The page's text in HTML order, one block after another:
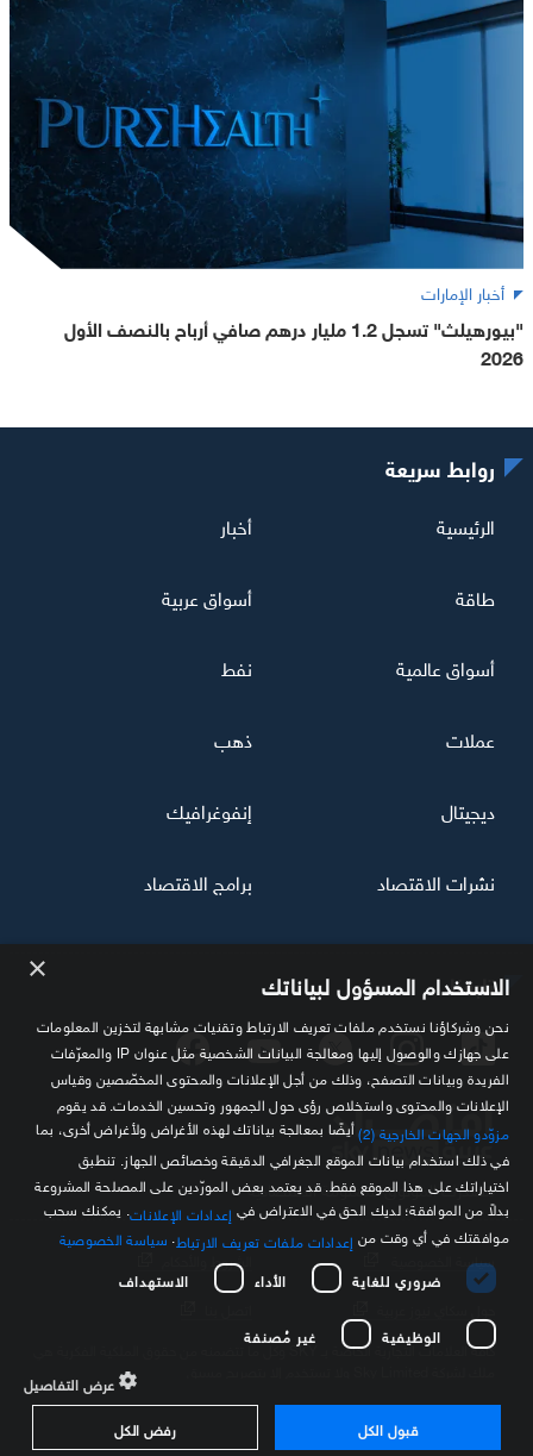
أخبار الإمارات
"بيورهيلث" تسجل 1.2 مليار درهم صافي أرباح بالنصف الأول
2026
تابعنا
مصدرك الموثوق للمعلومة الاقتصادية
روابط سريعة
الرئيسية أخبار
طاقة أسواق عربية
أسواق عالمية نفط
عملات ذهب
ديجيتال إنفوغرافيك
نشرات الاقتصاد برامج الاقتصاد
سياسة الخصوصية الشروط والأحكام
كافة العلامات التجارية الخاصة بـ SKY وكل ما تتضمنه من حقوق الملكية الفكرية هي
× الاستخدام المسؤول لبياناتك
نحن وشركاؤنا نستخدم ملفات تعريف الارتباط وتقنيات مشابهة لتخزين المعلومات
على جهازك والوصول إليها ومعالجة البيانات الشخصية مثل عنوان IP والمعرّفات
الفريدة وبيانات التصفح، وذلك من أجل الإعلانات والمحتوى المخصّصين وقياس
الإعلانات والمحتوى واستخلاص رؤى حول الجمهور وتحسين الخدمات. قد يقوم
مزوّدو الجهات الخارجية (2)
أيضًا بمعالجة بياناتك لهذه الأغراض ولأغراض أخرى، بما
في ذلك استخدام بيانات الموقع الجغرافي الدقيقة وخصائص الجهاز. تنطبق
اختياراتك على هذا الموقع فقط. قد يعتمد بعض المورّدين على المصلحة المشروعة
بدلاً من الموافقة؛ لديك الحق في الاعتراض في إعدادات الإعلانات . يمكنك سحب
موافقتك في أي وقت من إعدادات ملفات تعريف الارتباط سياسة الخصوصية
ضروري للغاية
الأداء الاستهداف
الوظيفية غير مُصنفة
عرض التفاصيل
قبول الكل
رفض الكل